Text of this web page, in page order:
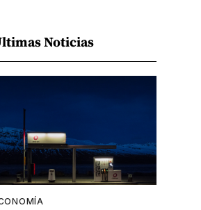
Noticias